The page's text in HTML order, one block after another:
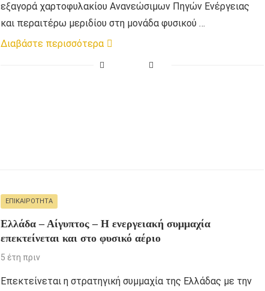
εξαγορά χαρτοφυλακίου Ανανεώσιμων Πηγών Ενέργειας
και περαιτέρω μεριδίου στη μονάδα φυσικού …
Διαβάστε περισσότερα
ΕΠΙΚΑΙΡΌΤΗΤΑ
Ελλάδα – Αίγυπτος – Η ενεργειακή συμμαχία
επεκτείνεται και στο φυσικό αέριο
5 έτη πριν
Επεκτείνεται η στρατηγική συμμαχία της Ελλάδας με την